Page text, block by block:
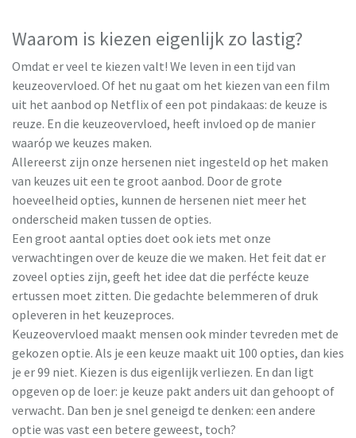
Waarom is kiezen eigenlijk zo lastig?
Omdat er veel te kiezen valt! We leven in een tijd van
keuzeovervloed. Of het nu gaat om het kiezen van een film
uit het aanbod op Netflix of een pot pindakaas: de keuze is
reuze. En die keuzeovervloed, heeft invloed op de manier
waaróp we keuzes maken.
Allereerst zijn onze hersenen niet ingesteld op het maken
van keuzes uit een te groot aanbod. Door de grote
hoeveelheid opties, kunnen de hersenen niet meer het
onderscheid maken tussen de opties.
Een groot aantal opties doet ook iets met onze
verwachtingen over de keuze die we maken. Het feit dat er
zoveel opties zijn, geeft het idee dat die perfécte keuze
ertussen moet zitten. Die gedachte belemmeren of druk
opleveren in het keuzeproces.
Keuzeovervloed maakt mensen ook minder tevreden met de
gekozen optie. Als je een keuze maakt uit 100 opties, dan kies
je er 99 niet. Kiezen is dus eigenlijk verliezen. En dan ligt
opgeven op de loer: je keuze pakt anders uit dan gehoopt of
verwacht. Dan ben je snel geneigd te denken: een andere
optie was vast een betere geweest, toch?